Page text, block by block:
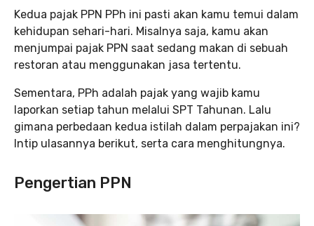
Kedua pajak PPN PPh ini pasti akan kamu temui dalam
kehidupan sehari-hari. Misalnya saja, kamu akan
menjumpai pajak PPN saat sedang makan di sebuah
restoran atau menggunakan jasa tertentu.
Sementara, PPh adalah pajak yang wajib kamu
laporkan setiap tahun melalui SPT Tahunan. Lalu
gimana perbedaan kedua istilah dalam perpajakan ini?
Intip ulasannya berikut, serta cara menghitungnya.
Pengertian PPN